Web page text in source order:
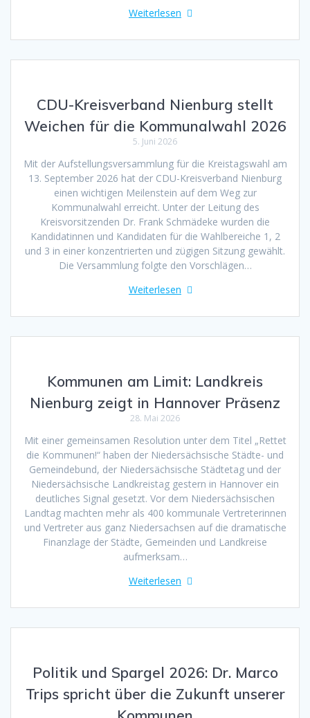
Weiterlesen
CDU-Kreisverband Nienburg stellt
Weichen für die Kommunalwahl 2026
5. Juni 2026
Mit der Aufstellungsversammlung für die Kreistagswahl am
13. September 2026 hat der CDU-Kreisverband Nienburg
einen wichtigen Meilenstein auf dem Weg zur
Kommunalwahl erreicht. Unter der Leitung des
Kreisvorsitzenden Dr. Frank Schmädeke wurden die
Kandidatinnen und Kandidaten für die Wahlbereiche 1, 2
und 3 in einer konzentrierten und zügigen Sitzung gewählt.
Die Versammlung folgte den Vorschlägen…
Weiterlesen
Kommunen am Limit: Landkreis
Nienburg zeigt in Hannover Präsenz
28. Mai 2026
Mit einer gemeinsamen Resolution unter dem Titel „Rettet
die Kommunen!“ haben der Niedersächsische Städte- und
Gemeindebund, der Niedersächsische Städtetag und der
Niedersächsische Landkreistag gestern in Hannover ein
deutliches Signal gesetzt. Vor dem Niedersächsischen
Landtag machten mehr als 400 kommunale Vertreterinnen
und Vertreter aus ganz Niedersachsen auf die dramatische
Finanzlage der Städte, Gemeinden und Landkreise
aufmerksam…
Weiterlesen
Politik und Spargel 2026: Dr. Marco
Trips spricht über die Zukunft unserer